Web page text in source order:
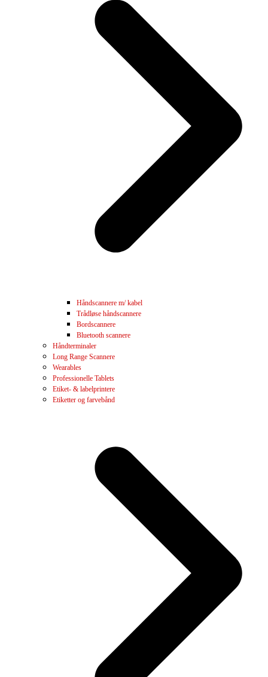
Håndscannere m/ kabel
Trådløse håndscannere
Bordscannere
Bluetooth scannere
Håndterminaler
Long Range Scannere
Wearables
Professionelle Tablets
Etiket- & labelprintere
Etiketter og farvebånd